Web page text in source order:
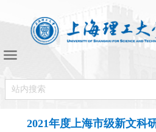
2021年度上海市级新文科